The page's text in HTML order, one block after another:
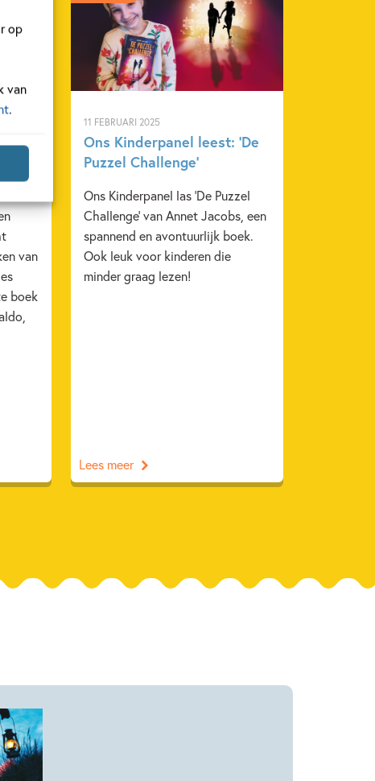
op
van
.
van
boek
11 FEBRUARI 2025
Ons Kinderpanel leest: ‘De
Puzzel Challenge’
Ons Kinderpanel las 'De Puzzel
Challenge' van Annet Jacobs, een
spannend en avontuurlijk boek.
Ook leuk voor kinderen die
minder graag lezen!
Lees meer